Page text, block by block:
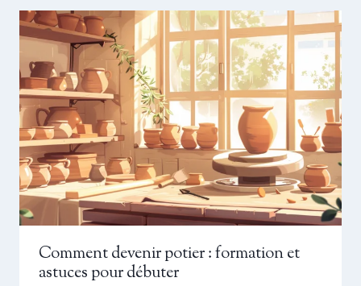
Comment devenir potier : formation et
astuces pour débuter